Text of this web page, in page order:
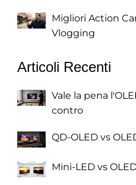
Migliori Action
Vlogging
Articoli Recenti
Vale la pena
contro
QD-OLED vs
Mini-LED vs